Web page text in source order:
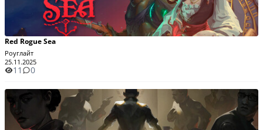
Red Rogue Sea
Роуглайт
25.11.2025
11 0